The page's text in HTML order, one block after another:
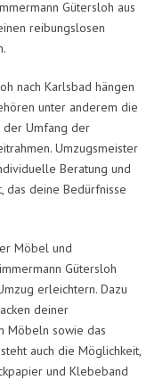
Gütersloh aus
reibungslosen
nach Karlsbad hängen
unter anderem die
der Umfang der
Umzugsmeister
Beratung und
das deine Bedürfnisse
Möbel und
Gütersloh
erleichtern. Dazu
deiner
Möbeln sowie das
auch die Möglichkeit,
und Klebeband